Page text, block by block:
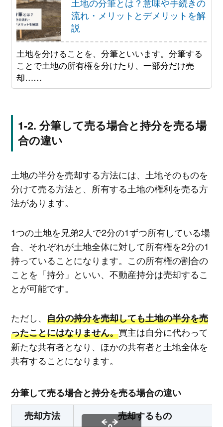
土地の分筆とは？意味や手続きの
流れ・メリットとデメリットを解
説
土地を分けることを、分筆といいます。分筆する
ことで土地の所有権を分けたり、一部分だけ売
却……
分筆して売る場合と持分を売る場
合の違い
土地の半分を売却する方法には、土地そのものを
分けて売る方法と、所有する土地の権利を売る方
法があります。
1つの土地を兄弟2人で2分の1ずつ所有している場
合、それぞれが土地全体に対して所有権を2分の1
持っていることになります。この所有権の割合の
ことを「持分」といい、不動産持分は売却するこ
とが可能です。
ただし、 自分の持分を売却しても土地の半分を売
ったことにはなりません。買主は自分に代わって
新たな共有者となり、ほかの共有者と土地全体を
共有することになります。
分筆して売る場合と持分を売る場合の違い
売却方法
売却するもの